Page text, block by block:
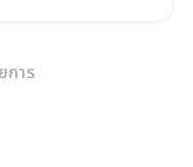
การ